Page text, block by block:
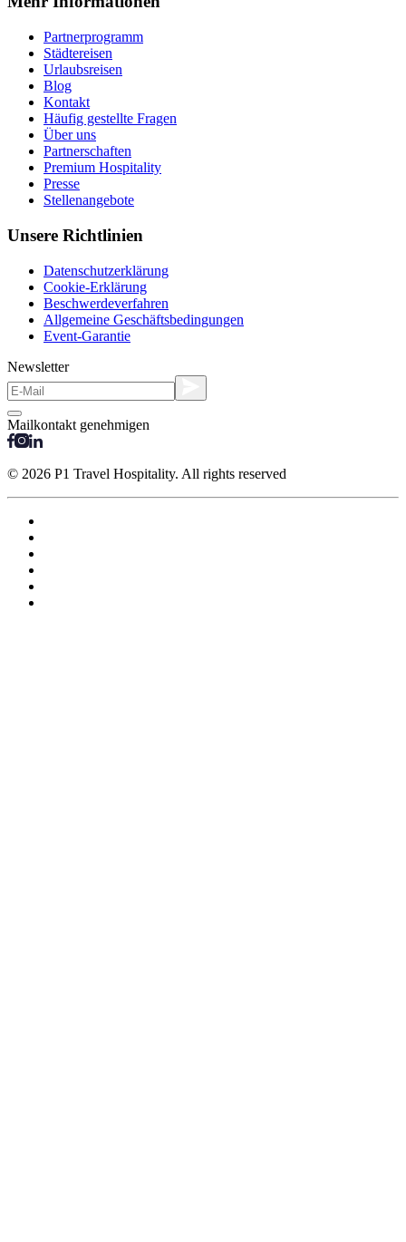
Partnerprogramm
Städtereisen
Urlaubsreisen
Blog
Kontakt
Häufig gestellte Fragen
Über uns
Partnerschaften
Premium Hospitality
Presse
Stellenangebote
Unsere Richtlinien
Datenschutzerklärung
Cookie-Erklärung
Beschwerdeverfahren
Allgemeine Geschäftsbedingungen
Event-Garantie
Newsletter
Mailkontakt genehmigen
© 2026 P1 Travel Hospitality. All rights reserved